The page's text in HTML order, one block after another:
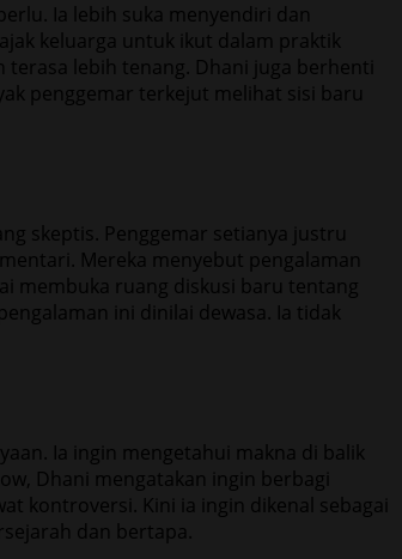
Ia lebih suka menyendiri dan
keluarga untuk ikut dalam praktik
lebih tenang. Dhani juga berhenti
penggemar terkejut melihat sisi baru
skeptis. Penggemar setianya justru
Mereka menyebut pengalaman
membuka ruang diskusi baru tentang
ini dinilai dewasa. Ia tidak
Ia ingin mengetahui makna di balik
Dhani mengatakan ingin berbagi
kontroversi. Kini ia ingin dikenal sebagai
dan bertapa.